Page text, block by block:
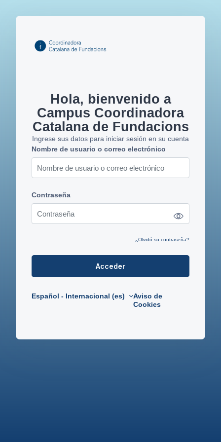
Hola, bienvenido a
Campus Coordinadora
Catalana de Fundacions
Ingrese sus datos para iniciar sesión en su cuenta
Nombre de usuario o correo electrónico
Nombre de usuario o correo electrónico
Contraseña
Contraseña
¿Olvidó su contraseña?
Acceder
Español - Internacional ‎(es)‎
Aviso de
Cookies